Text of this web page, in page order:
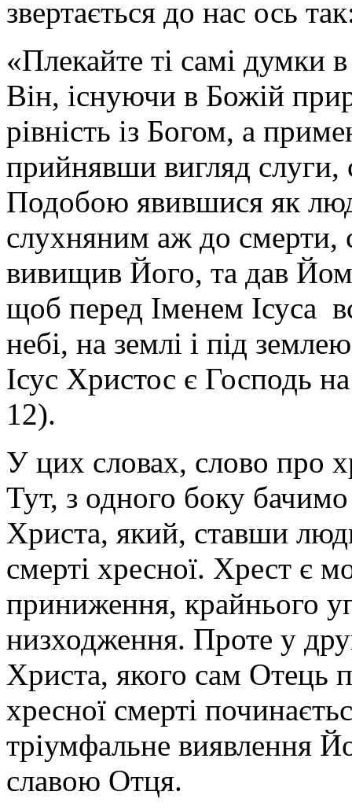
звертається до нас ось
«Плекайте ті самі думки
Він, існуючи в Божій
рівність із Богом, а
прийнявши вигляд
Подобою явившися як
слухняним аж до смерти,
вивищив Його, та дав
щоб перед Іменем Ісуса
небі, на землі і під
Ісус Христос є Господь
12).
У цих словах, слово про
Тут, з одного боку
Христа, який, ставши
смерті хресної. Хрест є
приниження, крайнього
низходження. Проте у
Христа, якого сам Отець
хресної смерті
тріумфальне виявлення
славою Отця.